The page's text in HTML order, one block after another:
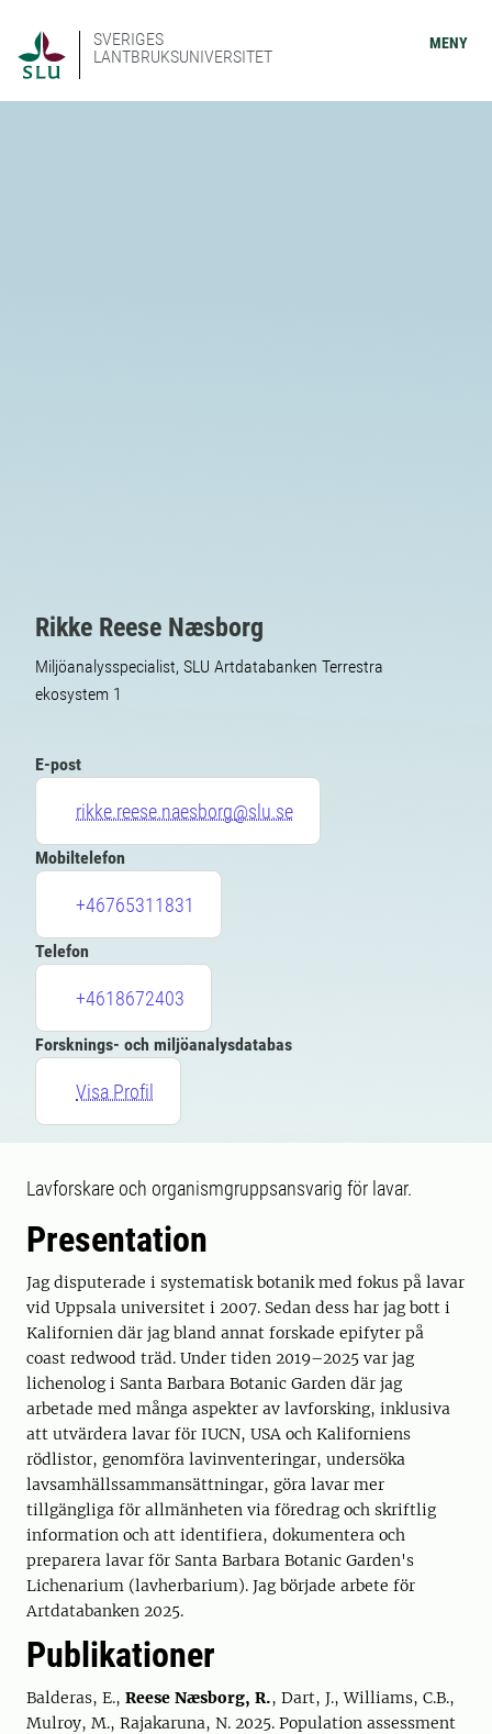
SVERIGES
LANTBRUKSUNIVERSITET
MENY
Rikke Reese Næsborg
Miljöanalysspecialist, SLU Artdatabanken Terrestra
ekosystem 1
E-post
rikke.reese.naesborg@slu.se
Mobiltelefon
+46765311831
Telefon
+4618672403
Forsknings- och miljöanalysdatabas
Visa Profil
Lavforskare och organismgruppsansvarig för lavar.
Presentation
Jag disputerade i systematisk botanik med fokus på lavar
vid Uppsala universitet i 2007. Sedan dess har jag bott i
Kalifornien där jag bland annat forskade epifyter på
coast redwood träd. Under tiden 2019–2025 var jag
lichenolog i Santa Barbara Botanic Garden där jag
arbetade med många aspekter av lavforsking, inklusiva
att utvärdera lavar för IUCN, USA och Kaliforniens
rödlistor, genomföra lavinventeringar, undersöka
lavsamhällssammansättningar, göra lavar mer
tillgängliga för allmänheten via föredrag och skriftlig
information och att identifiera, dokumentera och
preparera lavar för Santa Barbara Botanic Garden's
Lichenarium (lavherbarium). Jag började arbete för
Artdatabanken 2025.
Publikationer
Balderas, E., Reese Næsborg, R., Dart, J., Williams, C.B.,
Mulroy, M., Rajakaruna, N. 2025. Population assessment